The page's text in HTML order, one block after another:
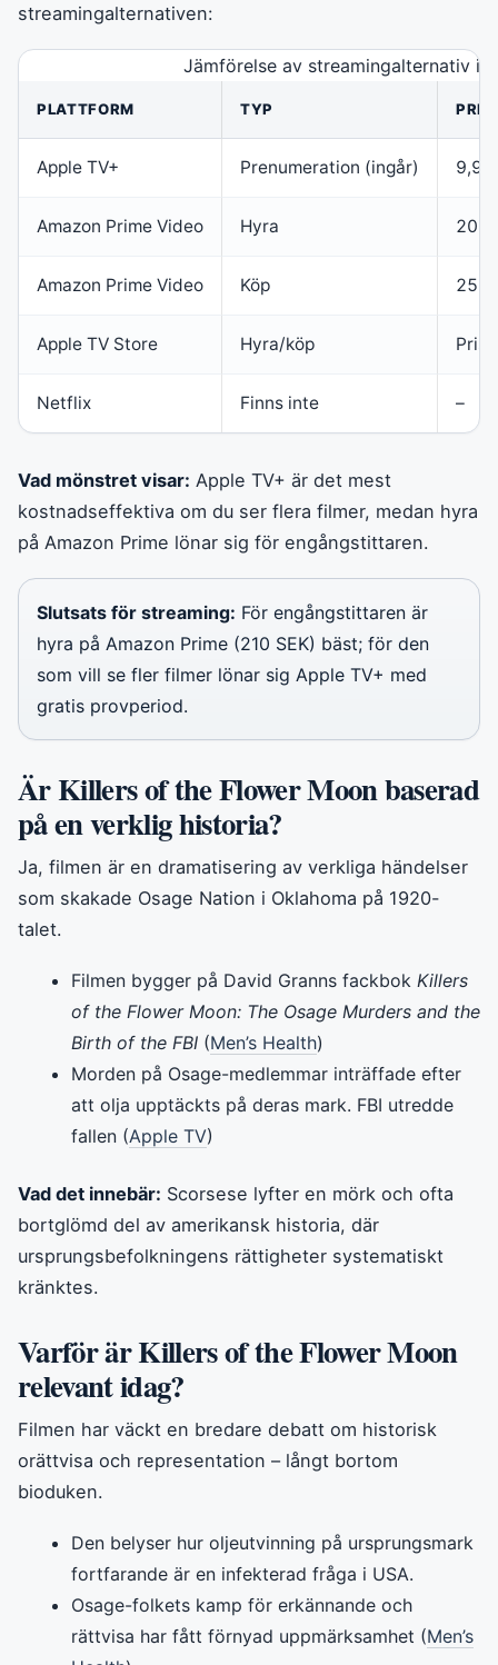
streamingalternativen:
Jämförelse av streamingalternativ i
PLATTFORM TYP
Apple TV+ Prenumeration (ingår) 9,99
Amazon Prime Video Hyra 20
Amazon Prime Video Köp 25
Apple TV Store Hyra/köp
Netflix Finns inte –
Vad mönstret visar: Apple TV+ är det mest
kostnadseffektiva om du ser flera filmer, medan hyra
på Amazon Prime lönar sig för engångstittaren.
Slutsats för streaming: För engångstittaren är
hyra på Amazon Prime (210 SEK) bäst; för den
som vill se fler filmer lönar sig Apple TV+ med
gratis provperiod.
Är Killers of the Flower Moon baserad
på en verklig historia?
Ja, filmen är en dramatisering av verkliga händelser
som skakade Osage Nation i Oklahoma på 1920-
talet.
Filmen bygger på David Granns fackbok Killers
of the Flower Moon: The Osage Murders and the
Birth of the FBI (Men’s Health)
Morden på Osage-medlemmar inträffade efter
att olja upptäckts på deras mark. FBI utredde
fallen (Apple TV)
Vad det innebär: Scorsese lyfter en mörk och ofta
bortglömd del av amerikansk historia, där
ursprungsbefolkningens rättigheter systematiskt
kränktes.
Varför är Killers of the Flower Moon
relevant idag?
Filmen har väckt en bredare debatt om historisk
orättvisa och representation – långt bortom
bioduken.
Den belyser hur oljeutvinning på ursprungsmark
fortfarande är en infekterad fråga i USA.
Osage-folkets kamp för erkännande och
rättvisa har fått förnyad uppmärksamhet (Men’s